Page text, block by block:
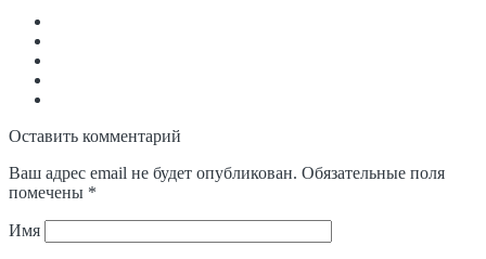
Оставить комментарий
Ваш адрес email не будет опубликован. Обязательные поля
помечены *
Имя